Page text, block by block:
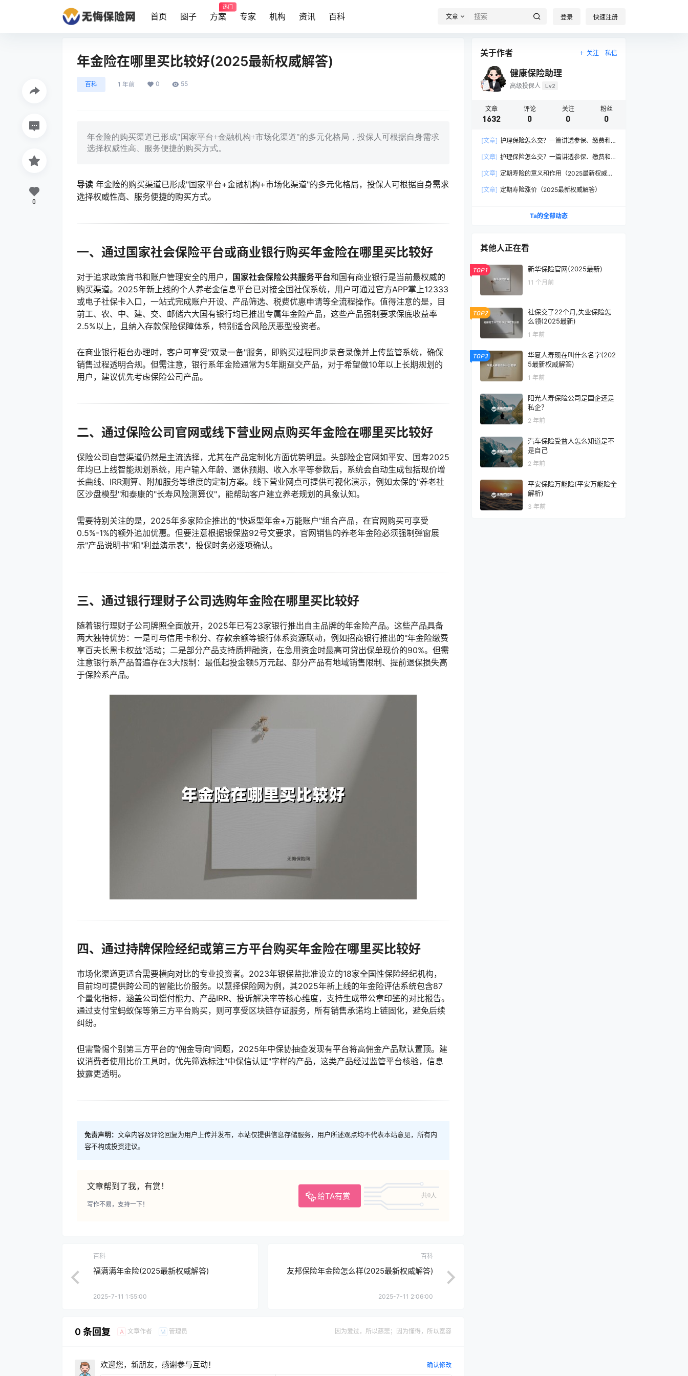
首页 圈子 方案
热门
专家 机构 资讯 百科 文章 登录 快速注册
年金险在哪里买比较好(2025最新权威解答)
百科 1 年前 0 55
年金险的购买渠道已形成"国家平台+金融机构+市场化渠道"的多元化格局，投保人可根据自身需求
选择权威性高、服务便捷的购买方式。
导读 年金险的购买渠道已形成"国家平台+金融机构+市场化渠道"的多元化格局，投保人可根据自身需求
选择权威性高、服务便捷的购买方式。
一、通过国家社会保险平台或商业银行购买年金险在哪里买比较好
对于追求政策背书和账户管理安全的用户， 国家社会保险公共服务平台和国有商业银行是当前最权威的
购买渠道。2025年新上线的个人养老金信息平台已对接全国社保系统，用户可通过官方APP掌上12333
或电子社保卡入口，一站式完成账户开设、产品筛选、税费优惠申请等全流程操作。值得注意的是，目
前工、农、中、建、交、邮储六大国有银行均已推出专属年金险产品，这些产品强制要求保底收益率
2.5%以上，且纳入存款保险保障体系，特别适合风险厌恶型投资者。
在商业银行柜台办理时，客户可享受"双录一备"服务，即购买过程同步录音录像并上传监管系统，确保
销售过程透明合规。但需注意，银行系年金险通常为5年期趸交产品，对于希望做10年以上长期规划的
用户，建议优先考虑保险公司产品。
二、通过保险公司官网或线下营业网点购买年金险在哪里买比较好
保险公司自营渠道仍然是主流选择，尤其在产品定制化方面优势明显。头部险企官网如平安、国寿2025
年均已上线智能规划系统，用户输入年龄、退休预期、收入水平等参数后，系统会自动生成包括现价增
长曲线、IRR测算、附加服务等维度的定制方案。线下营业网点可提供可视化演示，例如太保的"养老社
区沙盘模型"和泰康的"长寿风险测算仪"，能帮助客户建立养老规划的具象认知。
需要特别关注的是，2025年多家险企推出的"快返型年金+万能账户"组合产品，在官网购买可享受
0.5%-1%的额外追加优惠。但要注意根据银保监92号文要求，官网销售的养老年金险必须强制弹窗展
示"产品说明书"和"利益演示表"，投保时务必逐项确认。
三、通过银行理财子公司选购年金险在哪里买比较好
随着银行理财子公司牌照全面放开，2025年已有23家银行推出自主品牌的年金险产品。这些产品具备
两大独特优势：一是可与信用卡积分、存款余额等银行体系资源联动，例如招商银行推出的"年金险缴费
享百夫长黑卡权益"活动；二是部分产品支持质押融资，在急用资金时最高可贷出保单现价的90%。但需
注意银行系产品普遍存在3大限制：最低起投金额5万元起、部分产品有地域销售限制、提前退保损失高
于保险系产品。
四、通过持牌保险经纪或第三方平台购买年金险在哪里买比较好
市场化渠道更适合需要横向对比的专业投资者。2023年银保监批准设立的18家全国性保险经纪机构，
目前均可提供跨公司的智能比价服务。以慧择保险网为例，其2025年新上线的年金险评估系统包含87
个量化指标，涵盖公司偿付能力、产品IRR、投诉解决率等核心维度，支持生成带公章印鉴的对比报告。
通过支付宝蚂蚁保等第三方平台购买，则可享受区块链存证服务，所有销售承诺均上链固化，避免后续
纠纷。
但需警惕个别第三方平台的"佣金导向"问题，2025年中保协抽查发现有平台将高佣金产品默认置顶。建
议消费者使用比价工具时，优先筛选标注"中保信认证"字样的产品，这类产品经过监管平台核验，信息
披露更透明。
免责声明： 文章内容及评论回复为用户上传并发布，本站仅提供信息存储服务，用户所述观点均不代表本站意见，所有内
容不构成投资建议。
文章帮到了我，有赏！
给TA有赏 共0人
写作不易，支持一下！
0
百科
福满满年金险(2025最新权威解答)
2025-7-11 1:55:00
百科
友邦保险年金险怎么样(2025最新权威解答)
2025-7-11 2:06:00
0 条回复 A 文章作者 M 管理员 因为爱过，所以慈悲；因为懂得，所以宽容
欢迎您，新朋友，感谢参与互动！ 确认修改
关于作者 关注 私信
健康保险助理
高级投保人 Lv2
文章
1632
评论
0
关注
0
粉丝
0
[文章] 护理保险怎么交？一篇讲透参保、缴费和
[文章] 护理保险怎么交？一篇讲透参保、缴费和
[文章] 定期寿险的意义和作用（2025最新权威解
[文章] 定期寿险涨价（2025最新权威解答）
Ta的全部动态
其他人正在看
TOP1 新华保险官网(2025最新)
11 个月前
TOP2
社保交了22个月,失业保险怎
么领(2025最新)
1 年前
TOP3
华夏人寿现在叫什么名字(202
5最新权威解答)
1 年前
阳光人寿保险公司是国企还是
私企？
2 年前
汽车保险受益人怎么知道是不
是自己
2 年前
平安保险万能险(平安万能险全
解析)
3 年前